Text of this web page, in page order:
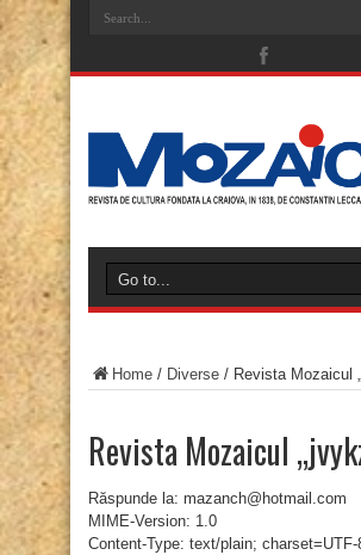
Home / Diverse / Revista Mozaicul
Revista Mozaicul
Răspunde la: mazanch@hotmail.com
MIME-Version: 1.0
Content-Type: text/plain; charset=UTF-